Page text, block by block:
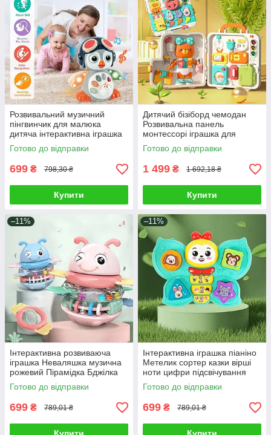
Розвивальний музичний
пінгвинчик для малюка
дитяча інтерактивна іграшка
їздить світло звук серцебиття
співає
Готово до відправки
699 ₴ 798,30 ₴
Купити
Дитячий бізіборд чемодан
Розвивальна панель
монтессорі іграшка для
малюка вірші пісні замки
світло звук укр мова
Готово до відправки
1 499 ₴ 1 692,18 ₴
Купити
–11%
Інтерактивна розвиваюча
іграшка Неваляшка музична
рожевий Пірамідка Бджілка
брязкальце з прорізувачем
Готово до відправки
699 ₴ 789,01 ₴
–11%
Інтерактивна іграшка піаніно
Метелик сортер казки вірші
ноти цифри підсвічування
озвучування українською
мовою
Готово до відправки
699 ₴ 789,01 ₴